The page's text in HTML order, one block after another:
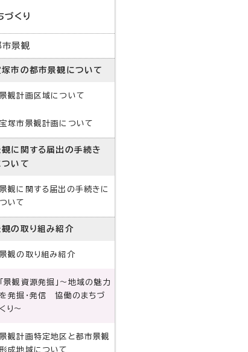
づくり
市景観
塚市の都市景観について
景観計画区域について
宝塚市景観計画について
観に関する届出の手続き
ついて
景観に関する届出の手続きに
ついて
観の取り組み紹介
景観の取り組み紹介
「景観資源発掘」～地域の魅力
を発掘・発信 協働のまちづ
くり～
景観計画特定地区と都市景観
形成地域について